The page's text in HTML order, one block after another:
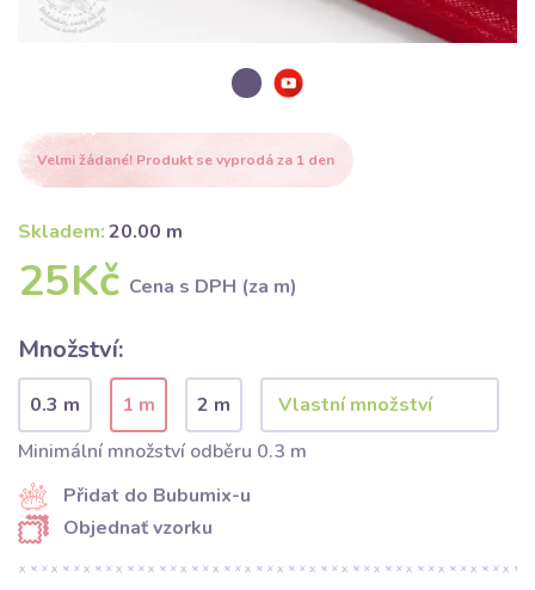
Velmi žádané! Produkt se vyprodá za 1 den
Skladem:20.00 m
25Kč Cena s DPH (za m)
Množství:
0.3 m 1 m
2 m
Minimální množství odběru 0.3 m
Přidat do Bubumix-u
Objednať vzorku